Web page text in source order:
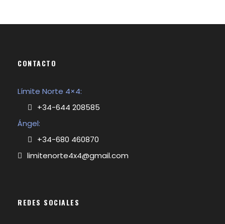
CONTACTO
Límite Norte 4×4:
+34-644 208585
Ángel:
+34-680 460870
limitenorte4x4@gmail.com
REDES SOCIALES